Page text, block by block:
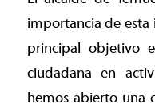
importancia de esta
principal objetivo
ciudadana en
hemos abierto una